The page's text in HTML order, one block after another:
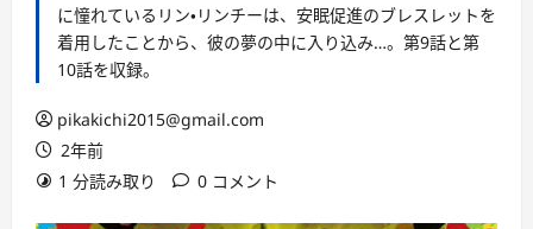
に憧れているリン・リンチーは、安眠促進のブレスレットを
着用したことから、彼の夢の中に入り込み…。第9話と第
10話を収録。
pikakichi2015@gmail.com
2年前
1 分読み取り
0 コメント